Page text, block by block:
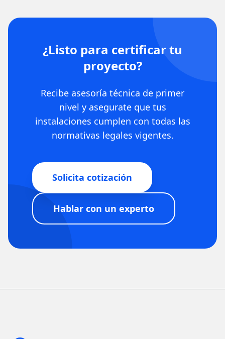
¿Listo para certificar tu
proyecto?
Recibe asesoría técnica de primer
nivel y asegurate que tus
instalaciones cumplen con todas las
normativas legales vigentes.
Solicita cotización
Hablar con un experto